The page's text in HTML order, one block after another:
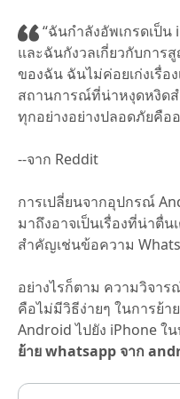
“ฉันกำลังอัพเกรดเป็
และฉันกังวลเกี่ยวกับการ
ของฉัน ฉันไม่ค่อยเก่งเรื่อ
สถานการณ์ที่น่าหงุดหงิด
ทุกอย่างอย่างปลอดภัยคืออ
--จาก Reddit
การเปลี่ยนจากอุปกรณ์
มาถึงอาจเป็นเรื่องที่น่าตื่
สำคัญเช่นข้อความ
อย่างไรก็ตาม ความวิจา
คือไม่มีวิธีง่ายๆ ในการย้า
Android ไปยัง iPhone ใ
ย้าย whatsapp จาก